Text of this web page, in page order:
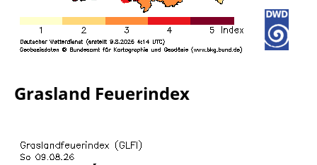
Grasland Feuerindex